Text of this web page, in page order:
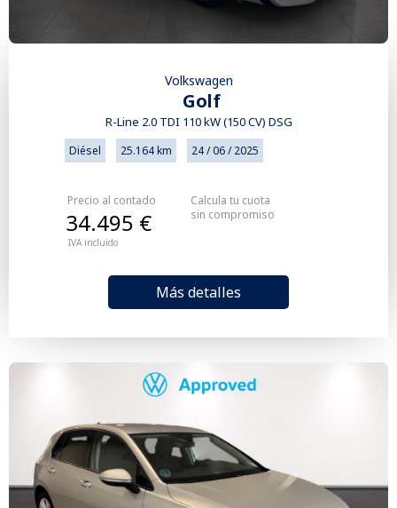
Volkswagen
Golf
R-Line 2.0 TDI 110 kW (150 CV) DSG
Diésel 25.164 km 24 / 06 / 2025
Precio al contado
IVA incluido
34.495 €
Más detalles
Calcula tu cuota
sin compromiso